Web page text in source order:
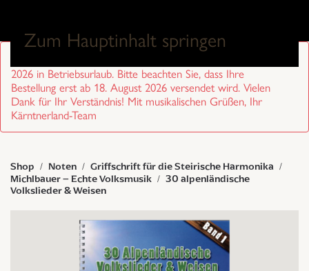
Zum Hauptinhalt springen
2026 in Betriebsurlaub. Bitte beachten Sie, dass Ihre
Bestellung erst ab 18. August 2026 versendet wird. Vielen
Dank für Ihr Verständnis! Mit musikalischen Grüßen, Ihr
Kärntnerland-Team
Shop Noten
Griffschrift für die Steirische Harmonika
Michlbauer – Echte Volksmusik
30 alpenländische
Volkslieder & Weisen